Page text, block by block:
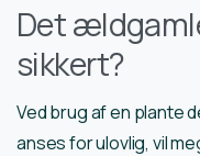
Det
sikkert?
Ved brug af en plante
anses for ulovlig, vil